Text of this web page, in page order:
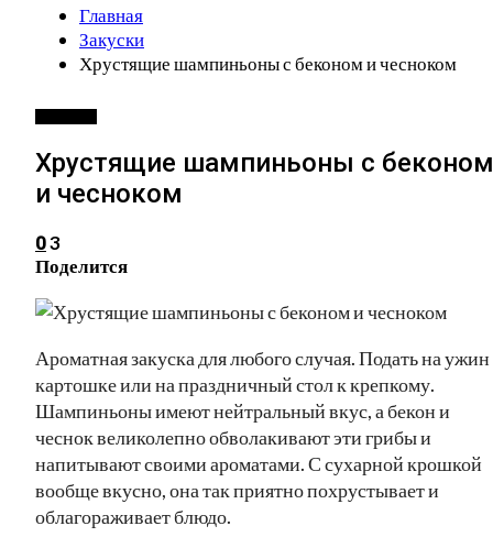
Главная
Закуски
Хрустящие шампиньоны с беконом и чесноком
Хрустящие шампиньоны с беконом
и чесноком
03
Поделится
Ароматная закуска для любого случая. Подать на ужин
картошке или на праздничный стол к крепкому.
Шампиньоны имеют нейтральный вкус, а бекон и
чеснок великолепно обволакивают эти грибы и
напитывают своими ароматами. С сухарной крошкой
вообще вкусно, она так приятно похрустывает и
облагораживает блюдо.